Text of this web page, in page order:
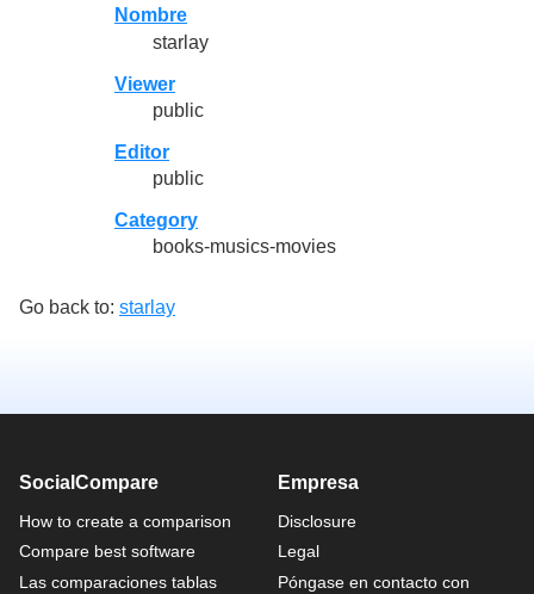
Nombre
starlay
Viewer
public
Editor
public
Category
books-musics-movies
Go back to: starlay
SocialCompare
How to create a comparison
Compare best software
Las comparaciones tablas
Empresa
Disclosure
Legal
Póngase en contacto con